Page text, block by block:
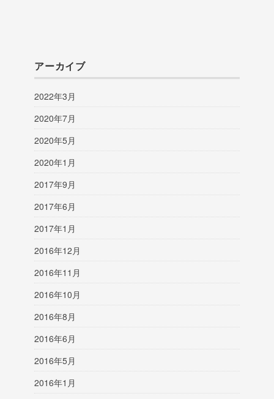
アーカイブ
2022年3月
2020年7月
2020年5月
2020年1月
2017年9月
2017年6月
2017年1月
2016年12月
2016年11月
2016年10月
2016年8月
2016年6月
2016年5月
2016年1月